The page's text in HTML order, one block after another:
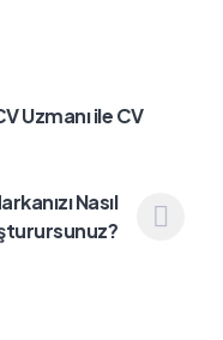
Uzmanı ile CV
Nasıl